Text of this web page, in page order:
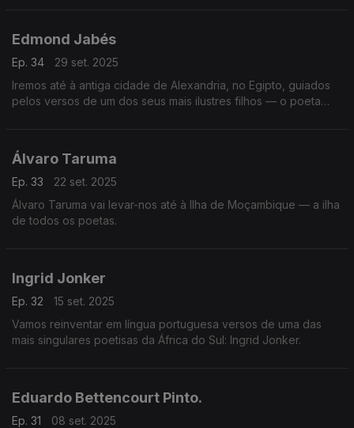
Edmond Jabés
Ep. 34
29 set. 2025
Iremos até à antiga cidade de Alexandria, no Egipto, guiados
pelos versos de um dos seus mais ilustres filhos — o poeta
Álvaro Taruma
Ep. 33
22 set. 2025
Álvaro Taruma vai levar-nos até à Ilha de Moçambique — a ilha
de todos os poetas.
Ingrid Jonker
Ep. 32
15 set. 2025
Vamos reinventar em língua portuguesa versos de uma das
mais singulares poetisas da África do Sul: Ingrid Jonker.
Eduardo Bettencourt Pinto.
Ep. 31
08 set. 2025